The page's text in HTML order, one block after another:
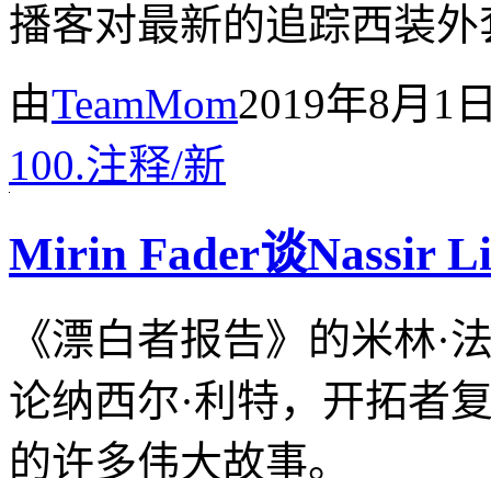
播客对最新的追踪西装
由TeamMom2019年8月1
100.注释/新
Mirin Fader谈Nassir
《漂白者报告》的米林·
论纳西尔·利特，开拓者
的许多伟大故事。